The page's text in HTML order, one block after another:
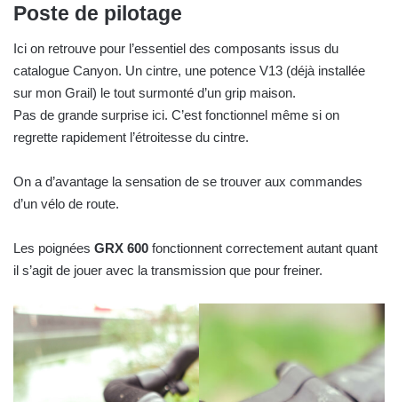
Poste de pilotage
Ici on retrouve pour l’essentiel des composants issus du
catalogue Canyon. Un cintre, une potence V13 (déjà installée
sur mon Grail) le tout surmonté d’un grip maison.
Pas de grande surprise ici. C’est fonctionnel même si on
regrette rapidement l’étroitesse du cintre.
On a d’avantage la sensation de se trouver aux commandes
d’un vélo de route.
Les poignées GRX 600 fonctionnent correctement autant quant
il s’agit de jouer avec la transmission que pour freiner.